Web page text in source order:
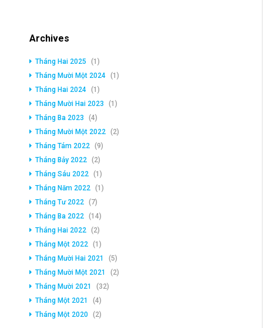
Archives
Tháng Hai 2025
(1)
Tháng Mười Một 2024 (1)
Tháng Hai 2024 (1)
Tháng Mười Hai 2023
(1)
Tháng Ba 2023
(4)
Tháng Mười Một 2022 (2)
Tháng Tám 2022 (9)
Tháng Bảy 2022 (2)
Tháng Sáu 2022 (1)
Tháng Năm 2022 (1)
Tháng Tư 2022 (7)
Tháng Ba 2022 (14)
Tháng Hai 2022 (2)
Tháng Một 2022 (1)
Tháng Mười Hai 2021
(5)
Tháng Mười Một 2021
(2)
Tháng Mười 2021
(32)
Tháng Một 2021
(4)
Tháng Một 2020 (2)